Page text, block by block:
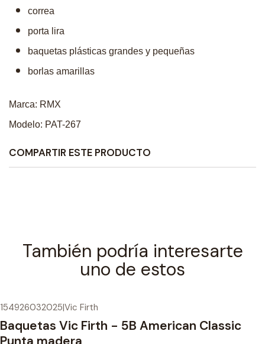
correa
porta lira
baquetas plásticas grandes y pequeñas
borlas amarillas
Marca: RMX
Modelo: PAT-267
COMPARTIR ESTE PRODUCTO
También podría interesarte
uno de estos
154926032025|Vic Firth
Baquetas Vic Firth - 5B American Classic